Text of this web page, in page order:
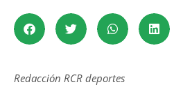
Redacción RCR deportes